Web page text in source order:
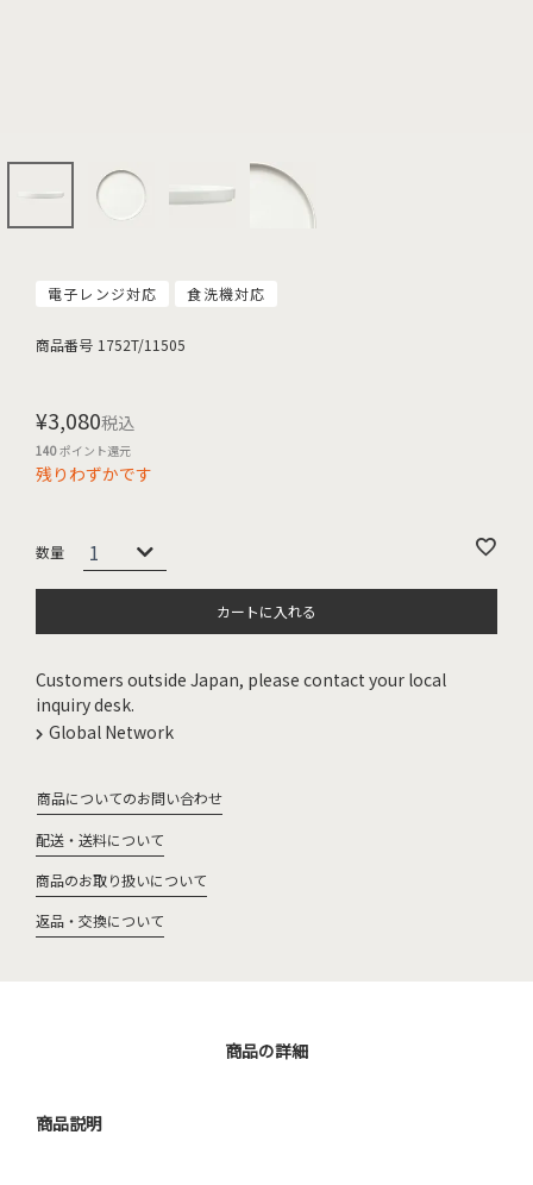
電子レンジ対応 食洗機対応
商品番号 1752T/11505
¥3,080税込
140ポイント還元
残りわずかです
カートに入れる
Customers outside Japan, please contact your local
inquiry desk.
Global Network
商品についてのお問い合わせ
配送・送料について
商品のお取り扱いについて
返品・交換について
商品の詳細
商品説明